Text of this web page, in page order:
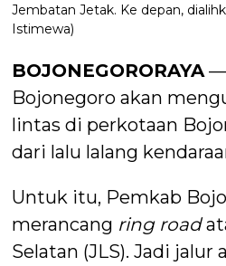
Jembatan Jetak. Ke depan,
Istimewa)
BOJONEGORORAYA —
Bojonegoro akan
lintas di perkotaan
dari lalu lalang
Untuk itu, Pemkab
merancang ring road
Selatan (JLS). Jadi jalur